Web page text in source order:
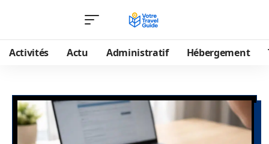
Activités Actu Administratif Hébergement